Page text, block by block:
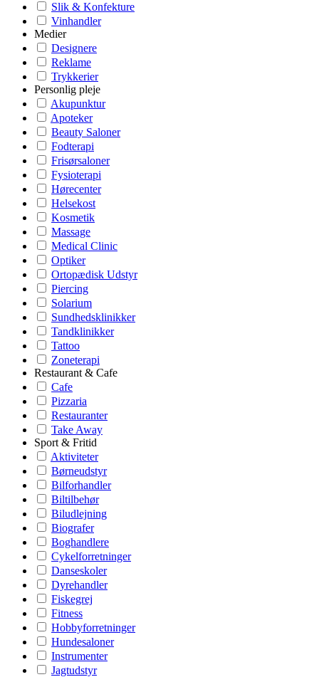
Slik & Konfekture
Vinhandler
Medier
Designere
Reklame
Trykkerier
Personlig pleje
Akupunktur
Apoteker
Beauty Saloner
Fodterapi
Frisørsaloner
Fysioterapi
Hørecenter
Helsekost
Kosmetik
Massage
Medical Clinic
Optiker
Ortopædisk Udstyr
Piercing
Solarium
Sundhedsklinikker
Tandklinikker
Tattoo
Zoneterapi
Restaurant & Cafe
Cafe
Pizzaria
Restauranter
Take Away
Sport & Fritid
Aktiviteter
Børneudstyr
Bilforhandler
Biltilbehør
Biludlejning
Biografer
Boghandlere
Cykelforretninger
Danseskoler
Dyrehandler
Fiskegrej
Fitness
Hobbyforretninger
Hundesaloner
Instrumenter
Jagtudstyr